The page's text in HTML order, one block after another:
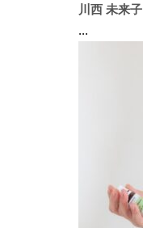
川西 未来子
...